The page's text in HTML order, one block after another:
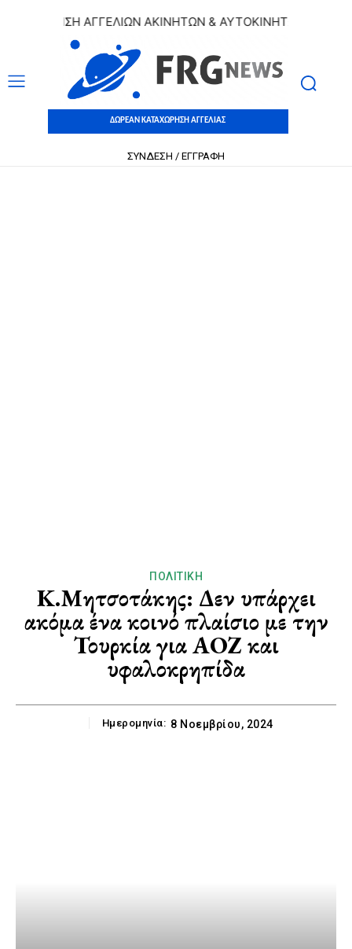
ΑΓΓΕΛΙΩΝ ΑΚΙΝΗΤΩΝ & ΑΥΤΟΚΙΝΗΤΩΝ | ΔΩΡΕΑΝ
ΔΩΡΕΑΝ ΚΑΤΑΧΩΡΗΣΗ ΑΓΓΕΛΙΑΣ
ΣΥΝΔΕΣΗ / ΕΓΓΡΑΦΗ
ΠΟΛΙΤΙΚΉ
Κ.Μητσοτάκης: Δεν υπάρχει
ακόμα ένα κοινό πλαίσιο με την
Τουρκία για ΑΟΖ και
υφαλοκρηπίδα
Ημερομηνία: 8 Νοεμβρίου, 2024